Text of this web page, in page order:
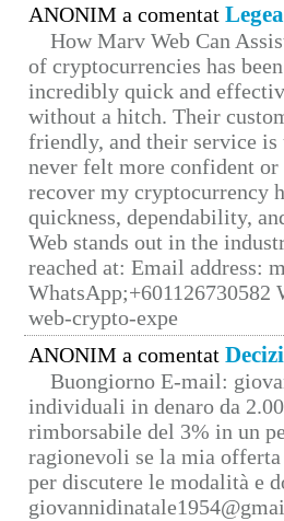
ANONIM a comentat
How Marv Web Can
of cryptocurrencies has
incredibly quick and
without a hitch. Their
friendly, and their service
never felt more confident
recover my cryptocurrency
quickness, dependability,
Web stands out in the
reached at: Email address:
web-crypto-expe
ANONIM a comentat
Buongiorno E-mail:
individuali in denaro da
rimborsabile del 3% in un
ragionevoli se la mia
per discutere le modalità e